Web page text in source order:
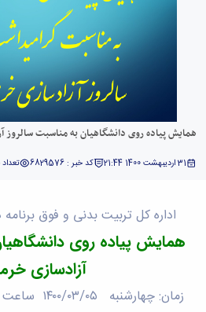
همایش پیاده روی دانشگاهیان به مناسبت سالروز
31 اردیبهشت 1400 21:44 کد خبر : 6829576 تعداد
اداره کل تربیت بدنی و فوق برنامه
همایش پیاده روی
آزادسازی